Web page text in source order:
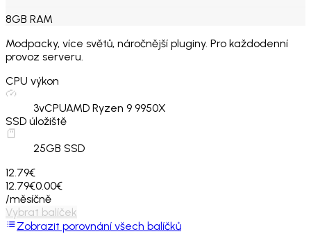
8GB RAM
Modpacky, více světů, náročnější pluginy. Pro každodenní
provoz serveru.
CPU výkon
3vCPUAMD Ryzen 9 9950X
SSD úložiště
25GB SSD
12.79€
12.79€0.00€
/měsíčně
Vybrat balíček
Zobrazit porovnání všech balíčků